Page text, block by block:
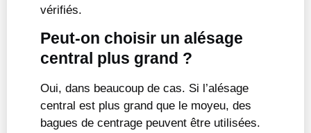
vérifiés.
Peut-on choisir un alésage
central plus grand ?
Oui, dans beaucoup de cas. Si l’alésage
central est plus grand que le moyeu, des
bagues de centrage peuvent être utilisées.